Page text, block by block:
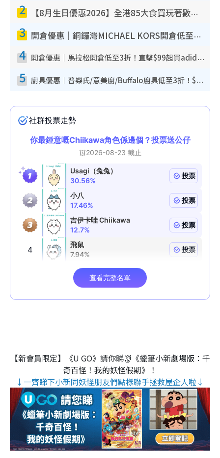
2 【8月生日優惠2026】全港85大食買玩著數攻略 自助餐/火鍋放題同行免費＋誠品/DONKI送現金券
3 開倉優惠｜銅鑼灣MICHAEL KORS開倉低至17折！直擊$500起買手袋/銀包/鞋款 必買經典Jet Set系列
4 開倉優惠｜馬拉松開倉低至3折！直擊$99起買adidas／New Balance／Puma鞋款 STANLEY保溫杯劈價至$119起
5 廚具優惠｜普樂氏/意美廚/Buffalo廚具低至3折！$89起買煎鍋／炒鑊／個人鍋 同場小家電激減至$99起
【新會員限定】《U GO》請你睇👹《蠟筆小新劇場版：千
奇百怪！我的妖怪假期》！
↓一齊睇下小新同妖怪朋友們點樣聯手拯救屋企人啦↓